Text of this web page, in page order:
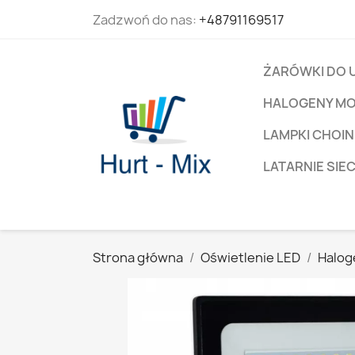
Zadzwoń do nas: +48791169517
ŻARÓWKI DO
HALOGENY
LAMPKI
LATARNIE
Strona główna Oświetlenie LED